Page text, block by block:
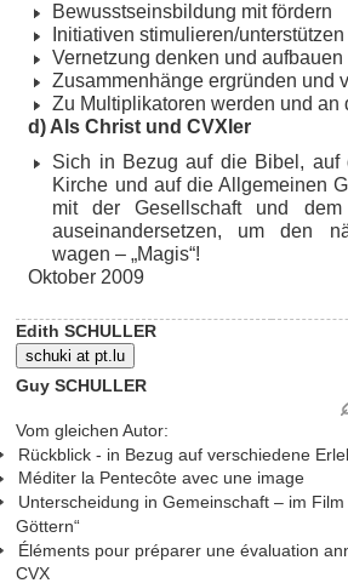
Bewusstseinsbildung mit fördern
Initiativen stimulieren/unterstützen
Vernetzung denken und aufbauen
Zusammenhänge ergründen und
Zu Multiplikatoren werden und an
d) Als Christ und CVXler
Sich in Bezug auf die Bibel, auf
Kirche und auf die Allgemeinen
mit der Gesellschaft und
auseinandersetzen, um den
wagen – „Magis“!
Oktober 2009
Edith SCHULLER
schuki at pt.lu
Guy SCHULLER
Vom gleichen Autor:
Rückblick - in Bezug auf verschiedene
Méditer la Pentecôte avec une image
Unterscheidung in Gemeinschaft – im Film
Göttern“
Éléments pour préparer une évaluation
CVX